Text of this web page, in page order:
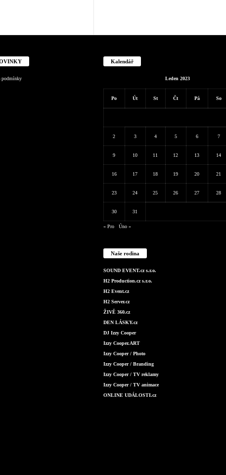
podmínky
Kalendář
Leden 2023
Po Út St Čt Pá So
2 3 4 5 6 7
9 10 11 12 13 14
16 17 18 19 20 21
23 24 25 26 27 28
30 31
« Pro Úno »
Naše rodina
SOUND EVENT.cz s.r.o.
H2 Production.cz s.r.o.
H2 Event.cz
H2 Server.cz
ŽIVĚ 360.cz
DEN LÁSKY.cz
DJ Izzy Cooper
Izzy Cooper.ART
Izzy Cooper / Photo
Izzy Cooper / Branding
Izzy Cooper / TV reklamy
Izzy Cooper / TV animace
ONLINE UDÁLOSTI.cz